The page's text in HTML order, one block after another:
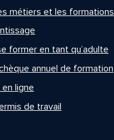
métiers et les formations
former en tant qu’adulte
annuel de formation
ligne
de travail